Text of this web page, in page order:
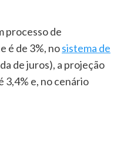
processo de
é de 3%, nosistema de
de juros), a projeção
3,4% e, no cenário